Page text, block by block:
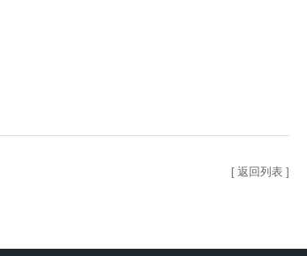
[ 返回列表 ]